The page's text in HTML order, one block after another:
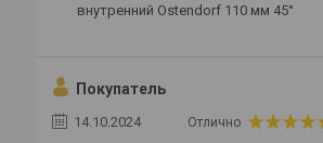
внутренний Ostendorf 110 мм 45°
Покупатель
14.10.2024 Отлично